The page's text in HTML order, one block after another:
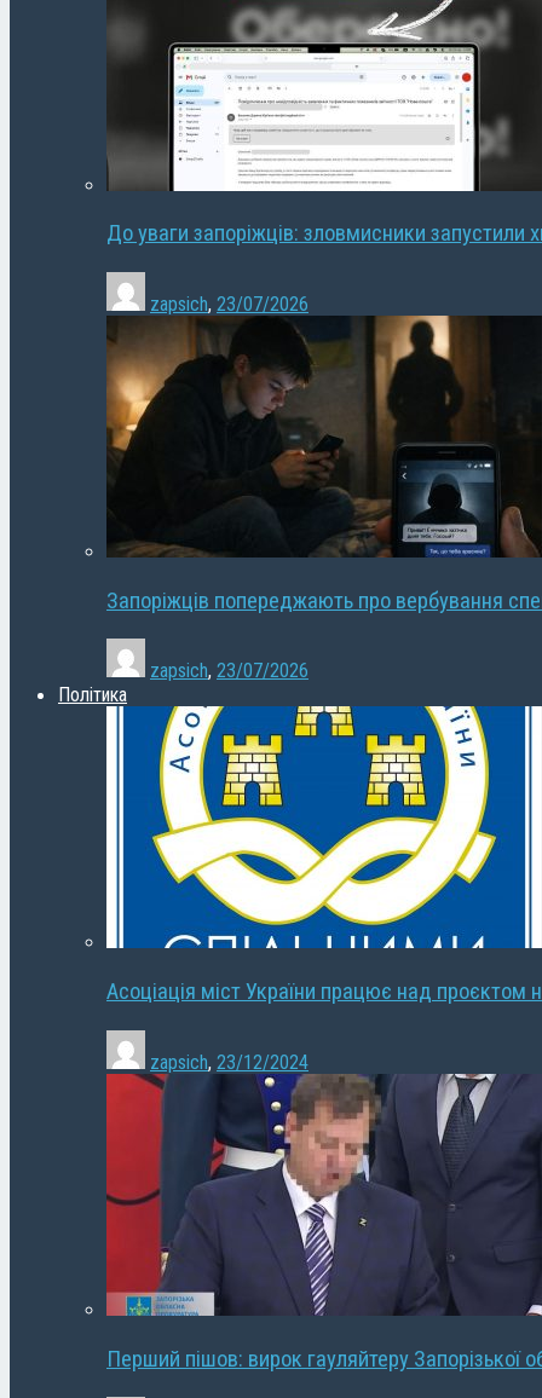
До уваги запоріжців: зловмисники запустили
zapsich, 23/07/2026
Запоріжців попереджають про вербування
zapsich, 23/07/2026
Політика
Асоціація міст України працює над проєктом
zapsich, 23/12/2024
Перший пішов: вирок гауляйтеру Запорізької